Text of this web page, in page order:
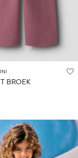
BROEK